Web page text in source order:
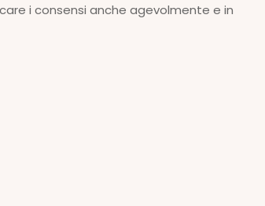
i consensi anche agevolmente e in